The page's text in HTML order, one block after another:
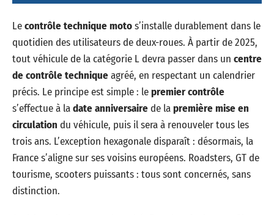
Lecontrôle technique motos’installe durablement dans le
quotidien des utilisateurs de deux-roues. À partir de 2025,
tout véhicule de la catégorie L devra passer dans un centre
de contrôle techniqueagréé, en respectant un calendrier
précis. Le principe est simple : lepremier contrôle
s’effectue à ladate anniversairede lapremière mise en
circulation du véhicule, puis il sera à renouveler tous les
trois ans. L’exception hexagonale disparaît : désormais, la
France s’aligne sur ses voisins européens. Roadsters, GT de
tourisme, scooters puissants : tous sont concernés, sans
distinction.